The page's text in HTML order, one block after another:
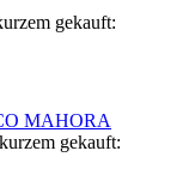
gekauft:
gekauft: